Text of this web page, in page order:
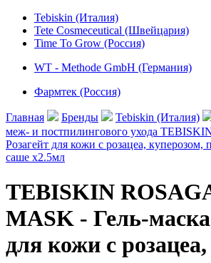
Tebiskin (Италия)
Tete Cosmeceutical (Швейцария)
Time To Grow (Россия)
WT - Methode GmbH (Германия)
Фармтек (Россия)
Главная Бренды Tebiskin (Италия)
меж- и постпилингового ухода
Розагейт для кожи с розацеа, куперозом,
саше х2.5мл
TEBISKIN
MASK - Гель-маска
для кожи с розацеа,